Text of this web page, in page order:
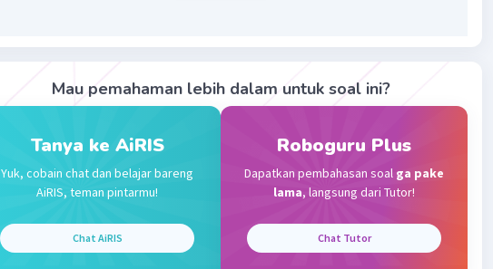
Huda Level 100
Mau pemahaman lebih dalam untuk soal ini?
Tanya ke AiRIS
Yuk, cobain chat dan belajar bareng
AiRIS, teman pintarmu!
Chat AiRIS
Roboguru Plus
Dapatkan pembahasan soal ga pake
lama, langsung dari Tutor!
Chat Tutor